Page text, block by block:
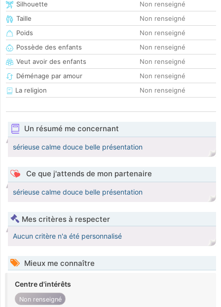
Silhouette
Non renseigné
Taille
Non renseigné
Poids
Non renseigné
Possède des enfants
Non renseigné
Veut avoir des enfants
Non renseigné
Déménage par amour
Non renseigné
La religion
Non renseigné
Un résumé me concernant
sérieuse calme douce belle présentation
Ce que j'attends de mon partenaire
sérieuse calme douce belle présentation
Mes critères à respecter
Aucun critère n'a été personnalisé
Mieux me connaître
Centre d'intérêts
Non renseigné